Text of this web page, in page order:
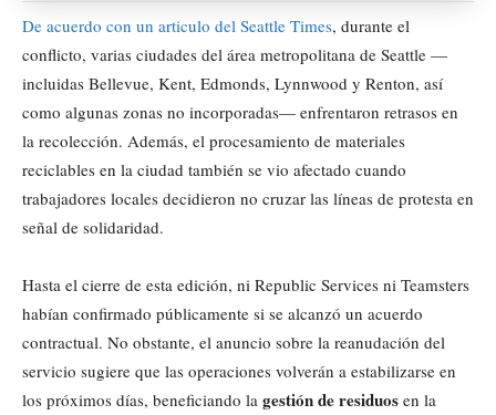
De acuerdo con un articulo del Seattle Times, durante el
conflicto, varias ciudades del área metropolitana de Seattle —
incluidas Bellevue, Kent, Edmonds, Lynnwood y Renton, así
como algunas zonas no incorporadas— enfrentaron retrasos en
la recolección. Además, el procesamiento de materiales
reciclables en la ciudad también se vio afectado cuando
trabajadores locales decidieron no cruzar las líneas de protesta en
señal de solidaridad.
Hasta el cierre de esta edición, ni Republic Services ni Teamsters
habían confirmado públicamente si se alcanzó un acuerdo
contractual. No obstante, el anuncio sobre la reanudación del
servicio sugiere que las operaciones volverán a estabilizarse en
los próximos días, beneficiando la gestión de residuos en la